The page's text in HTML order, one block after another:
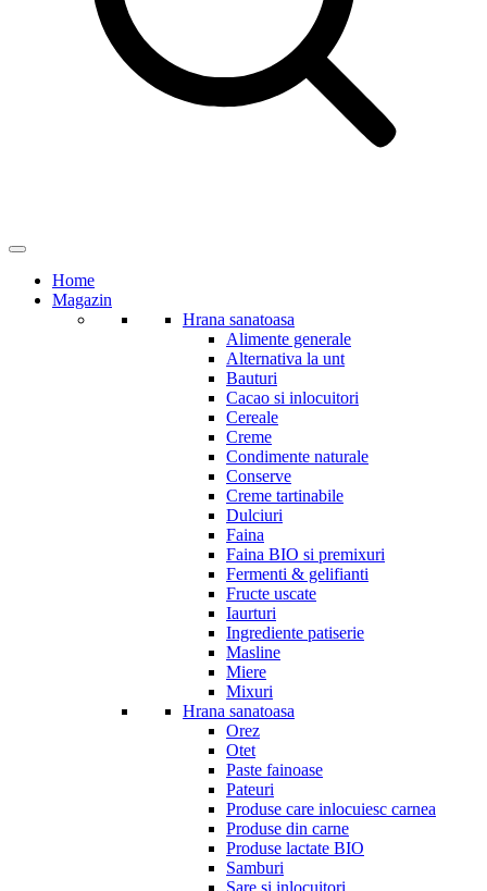
Home
Magazin
Hrana sanatoasa
Alimente generale
Alternativa la unt
Bauturi
Cacao si inlocuitori
Cereale
Creme
Condimente naturale
Conserve
Creme tartinabile
Dulciuri
Faina
Faina BIO si premixuri
Fermenti & gelifianti
Fructe uscate
Iaurturi
Ingrediente patiserie
Masline
Miere
Mixuri
Hrana sanatoasa
Orez
Otet
Paste fainoase
Pateuri
Produse care inlocuiesc carnea
Produse din carne
Produse lactate BIO
Samburi
Sare si inlocuitori